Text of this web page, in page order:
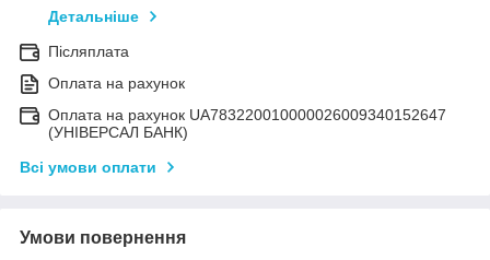
Детальніше
Післяплата
Оплата на рахунок
Оплата на рахунок UA783220010000026009340152647
(УНІВЕРСАЛ БАНК)
Всі умови оплати
Умови повернення